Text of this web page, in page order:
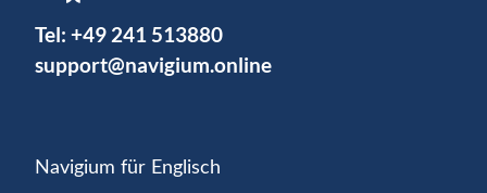
Tel: +49 241 513880
support@navigium.online
Navigium für Englisch